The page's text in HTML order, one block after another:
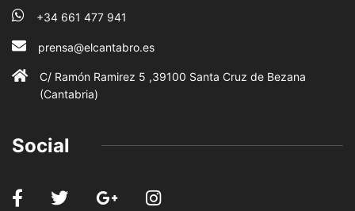
+34 661 477 941
prensa@elcantabro.es
C/ Ramón Ramirez 5 ,39100 Santa Cruz de Bezana
(Cantabria)
Social